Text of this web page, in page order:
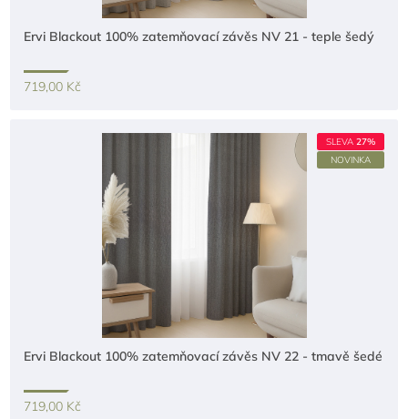
Ervi Blackout 100% zatemňovací závěs NV 21 - teple šedý
719,00 Kč
SLEVA 27%
NOVINKA
Ervi Blackout 100% zatemňovací závěs NV 22 - tmavě šedé
719,00 Kč